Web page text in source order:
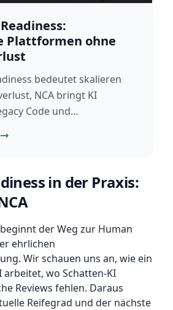
Plattformen ohne
bedeutet skalieren
NCA bringt KI
Code und
in der Praxis:
der Weg zur Human
ehrlichen
Wir schauen uns an, wie ein
arbeitet, wo Schatten-KI
Reviews fehlen. Daraus
Reifegrad und der nächste